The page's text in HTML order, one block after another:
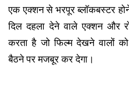
एक एक्शन से भरपूर ब्लॉकबस्टर
दिल दहला देने वाले एक्शन और
करता है जो फिल्म देखने वालों
बैठने पर मजबूर कर देगा।